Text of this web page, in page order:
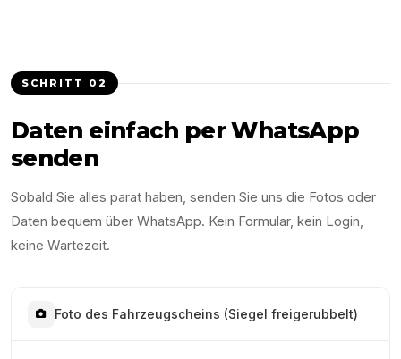
SCHRITT 02
Daten einfach per WhatsApp
senden
Sobald Sie alles parat haben, senden Sie uns die Fotos oder
Daten bequem über WhatsApp. Kein Formular, kein Login,
keine Wartezeit.
Foto des Fahrzeugscheins (Siegel freigerubbelt)